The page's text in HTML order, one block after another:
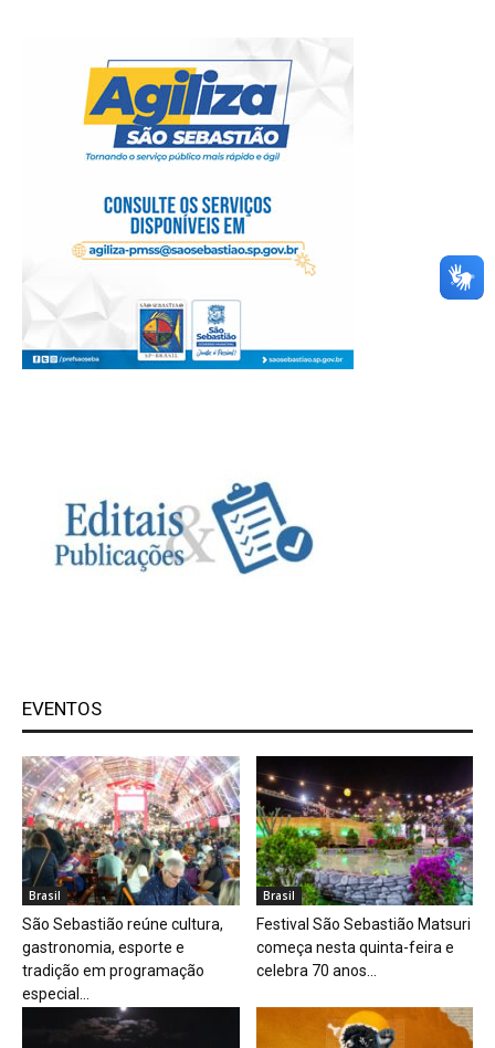
EVENTOS
Brasil
São Sebastião reúne cultura,
gastronomia, esporte e
tradição em programação
especial...
Brasil
Festival São Sebastião Matsuri
começa nesta quinta-feira e
celebra 70 anos...